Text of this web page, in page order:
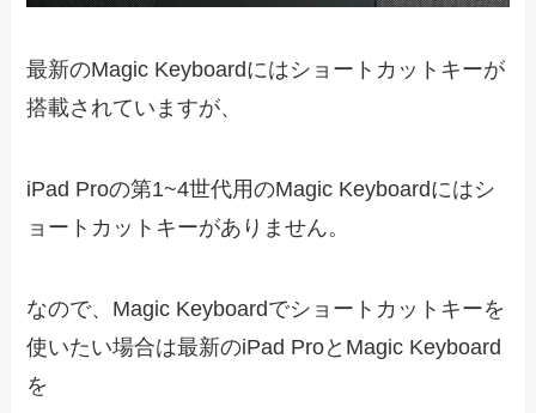
最新のMagic Keyboardにはショートカットキーが
搭載されていますが、
iPad Proの第1~4世代用のMagic Keyboardにはシ
ョートカットキーがありません。
なので、Magic Keyboardでショートカットキーを
使いたい場合は最新のiPad ProとMagic Keyboard
を